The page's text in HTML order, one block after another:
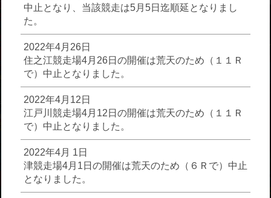
中止となり、当該競走は5月5日迄順延となりまし
た。
2022年4月26日
住之江競走場4月26日の開催は荒天のため（１１Ｒ
で）中止となりました。
2022年4月12日
江戸川競走場4月12日の開催は荒天のため（１１Ｒ
で）中止となりました。
2022年4月 1日
津競走場4月1日の開催は荒天のため（６Ｒで）中止
となりました。